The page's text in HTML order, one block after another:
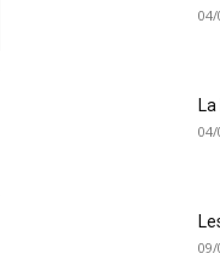
04/
04/
09/